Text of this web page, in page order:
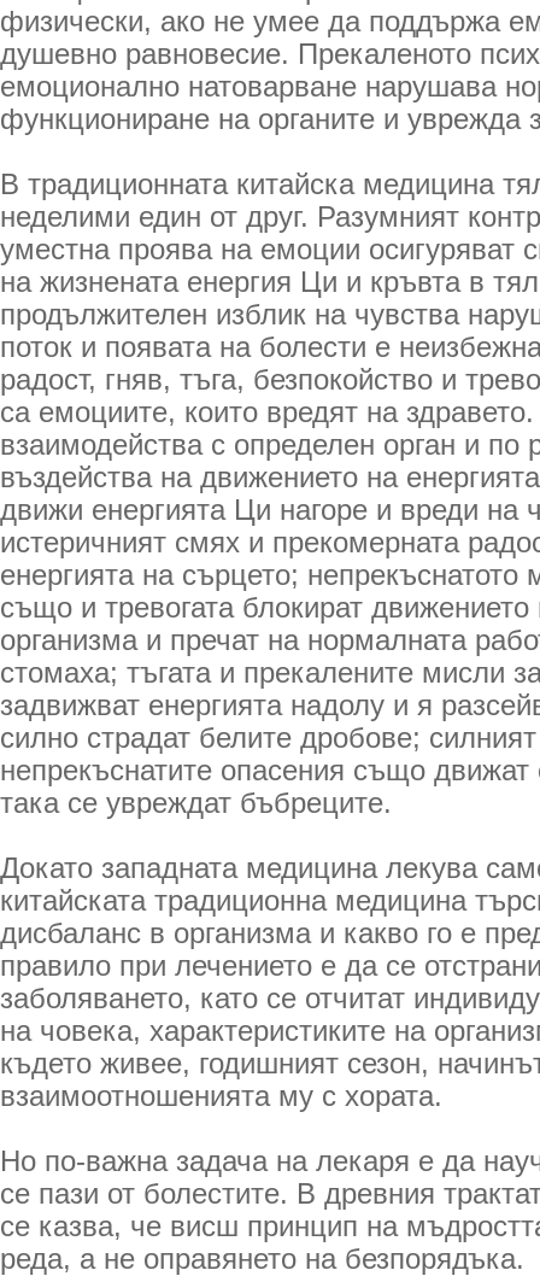
физически, ако не умее да поддържа
душевно равновесие. Прекаленото
емоционално натоварване нарушава
функциониране на органите и уврежда
В традиционната китайска медицина
неделими един от друг. Разумният
уместна проява на емоции осигуряват
на жизнената енергия Ци и кръвта в
продължителен изблик на чувства
поток и появата на болести е
радост, гняв, тъга, безпокойство и
са емоциите, които вредят на
взаимодейства с определен орган и по
въздейства на движението на
движи енергията Ци нагоре и вреди на
истеричният смях и прекомерната
енергията на сърцето; непрекъснатото
също и тревогата блокират движението
организма и пречат на нормалната
стомаха; тъгата и прекалените мисли
задвижват енергията надолу и я
силно страдат белите дробове;
непрекъснатите опасения също движат
така се увреждат бъбреците.
Докато западната медицина лекува
китайската традиционна медицина
дисбаланс в организма и какво го е
правило при лечението е да се
заболяването, като се отчитат
на човека, характеристиките на
където живее, годишният сезон,
взаимоотношенията му с хората.
Но по-важна задача на лекаря е да
се пази от болестите. В древния
се казва, че висш принцип на
реда, а не оправянето на безпорядъка.